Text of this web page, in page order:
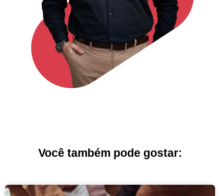
Você também pode gostar: